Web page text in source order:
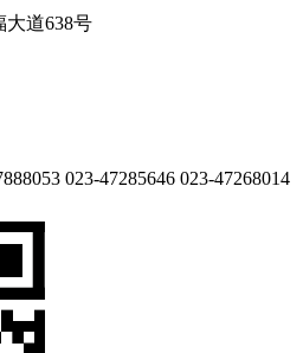
道638号
023-47285646 023-47268014